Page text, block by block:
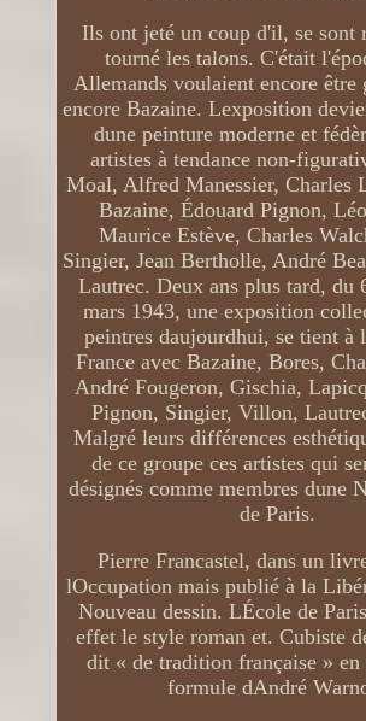
Ils ont jeté un coup d'il, se sont
tourné les talons. C'était
Allemands voulaient encore être
encore Bazaine. Lexposition
dune peinture moderne et
artistes à tendance non-
Moal, Alfred Manessier, Charles
Bazaine, Édouard Pignon,
Maurice Estève, Charles
Singier, Jean Bertholle, André
Lautrec. Deux ans plus tard, du
mars 1943, une exposition
peintres daujourdhui, se tient à
France avec Bazaine, Bores,
André Fougeron, Gischia,
Pignon, Singier, Villon,
Malgré leurs différences
de ce groupe ces artistes qui
désignés comme membres dune
de Paris.
Pierre Francastel, dans un
lOccupation mais publié à la
Nouveau dessin. LÉcole de
effet le style roman et. Cubiste
dit « de tradition française » en
formule dAndré